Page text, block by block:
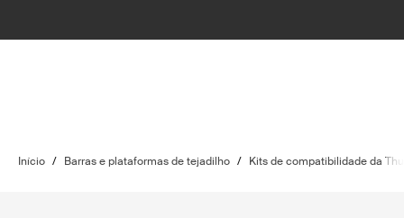
Início / Barras e plataformas de tejadilho / Kits de compatibilidade da